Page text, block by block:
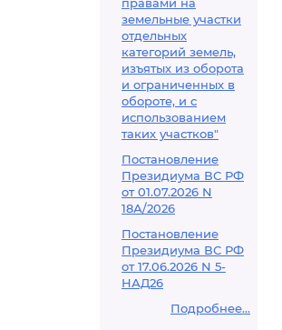
земельные участки
отдельных
категорий земель,
изъятых из оборота
и ограниченных в
обороте, и с
использованием
таких участков"
Постановление
Президиума ВС РФ
от 01.07.2026 N
18А/2026
Постановление
Президиума ВС РФ
от 17.06.2026 N 5-
НАД26
Подробнее...